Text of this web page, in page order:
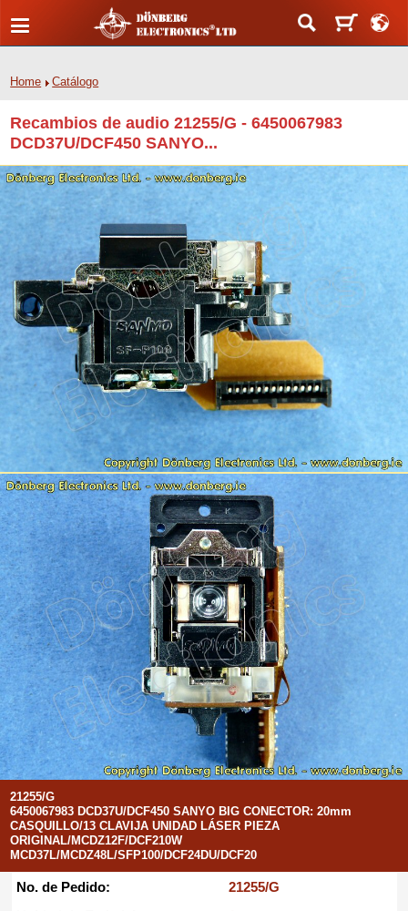
Home Catálogo
Recambios de audio 21255/G - 6450067983
DCD37U/DCF450 SANYO...
21255/G
6450067983 DCD37U/DCF450 SANYO BIG CONECTOR: 20mm
CASQUILLO/13 CLAVIJA UNIDAD LÁSER PIEZA
ORIGINAL/MCDZ12F/DCF210W
MCD37L/MCDZ48L/SFP100/DCF24DU/DCF20
No. de Pedido:
21255/G